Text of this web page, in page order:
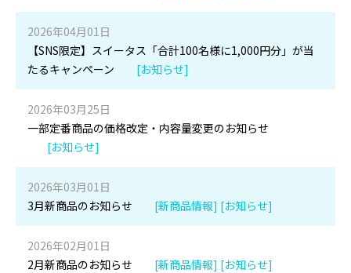
2026年04月01日
【SNS限定】スイータス「合計100名様に1,000円分」が当
たるキャンペーン
[お知らせ]
2026年03月25日
一部定番商品の価格改定・内容量変更のお知らせ
[お知らせ]
2026年03月01日
3月新商品のお知らせ
[新商品情報] [お知らせ]
2026年02月01日
2月新商品のお知らせ
[新商品情報] [お知らせ]